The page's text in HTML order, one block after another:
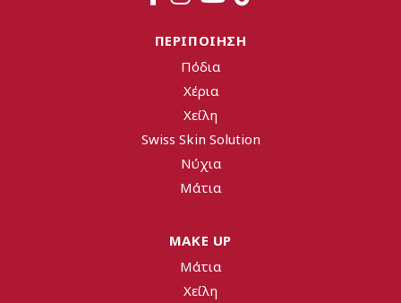
ΠΕΡΙΠΟΙΗΣΗ
Πόδια
Χέρια
Χείλη
Swiss Skin Solution
Νύχια
Mάτια
MAKE UP
Mάτια
Χείλη